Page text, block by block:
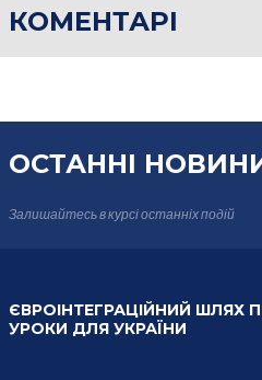
КОМЕНТАРІ
ОСТАННІ
Залишайтесь в курсіостанніх подій
ЄВРОІНТЕГРАЦІЙНИЙ ШЛЯХ
УРОКИ ДЛЯ УКРАЇНИ